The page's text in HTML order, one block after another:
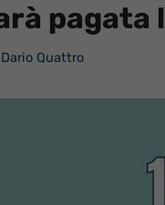
Dario Quattro